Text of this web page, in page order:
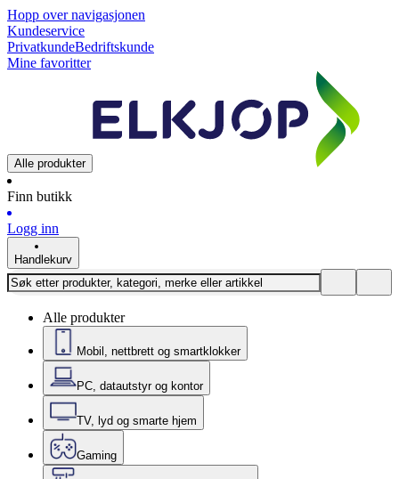
Hopp over navigasjonen
Kundeservice
PrivatkundeBedriftskunde
Mine favoritter
Alle produkter
Finn butikk
Logg inn
Handlekurv
Alle produkter
Mobil, nettbrett og smartklokker
PC, datautstyr og kontor
TV, lyd og smarte hjem
Gaming